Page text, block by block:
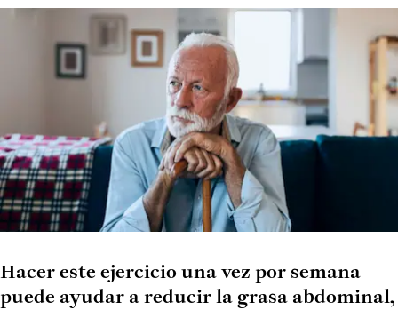
Hacer este ejercicio una vez por semana
puede ayudar a reducir la grasa abdominal,